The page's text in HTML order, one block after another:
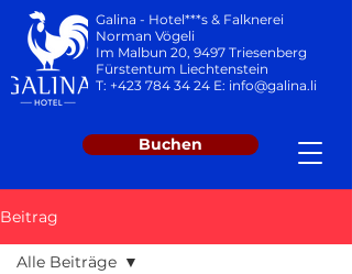
Galina - Hotel***s & Falknerei
Norman Vögeli
Im Malbun 20, 9497 Triesenberg
Fürstentum Liechtenstein
T: +423 784 34 24 E: info@galina.li
Buchen
Beitrag
Alle Beiträge